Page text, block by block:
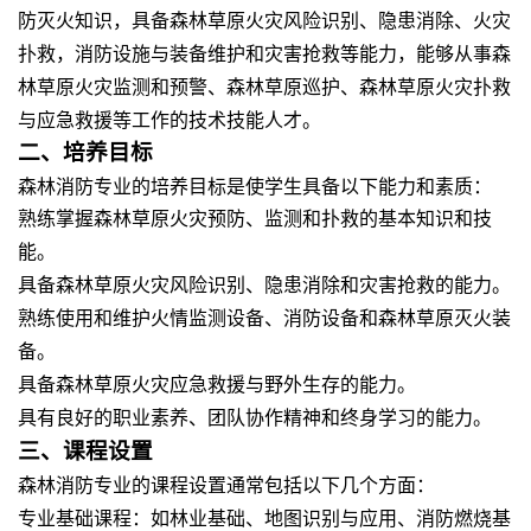
防灭火知识，具备森林草原火灾风险识别、隐患消除、火灾
扑救，消防设施与装备维护和灾害抢救等能力，能够从事森
林草原火灾监测和预警、森林草原巡护、森林草原火灾扑救
与应急救援等工作的技术技能人才。
二、培养目标
森林消防专业的培养目标是使学生具备以下能力和素质：
熟练掌握森林草原火灾预防、监测和扑救的基本知识和技
能。
具备森林草原火灾风险识别、隐患消除和灾害抢救的能力。
熟练使用和维护火情监测设备、消防设备和森林草原灭火装
备。
具备森林草原火灾应急救援与野外生存的能力。
具有良好的职业素养、团队协作精神和终身学习的能力。
三、课程设置
森林消防专业的课程设置通常包括以下几个方面：
专业基础课程 ：如林业基础、地图识别与应用、消防燃烧基